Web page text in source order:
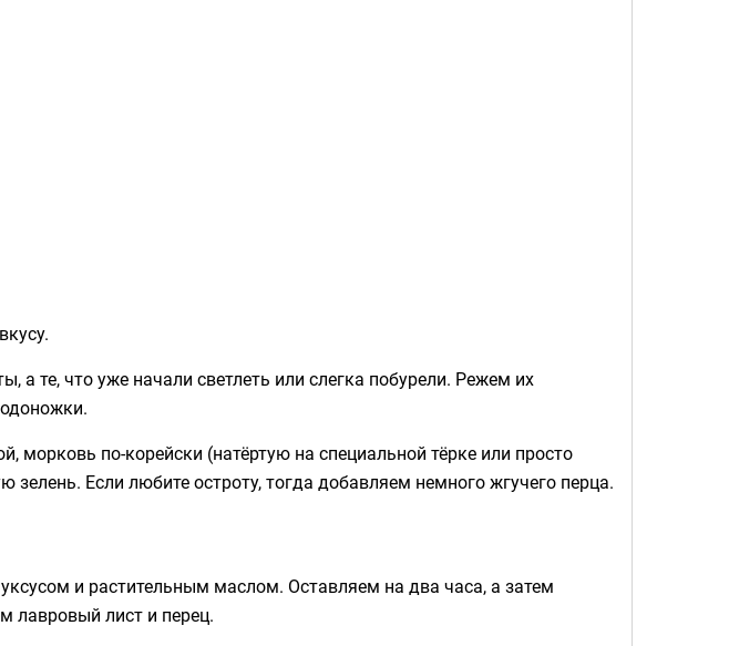
а те, что уже начали светлеть или слегка побурели. Режем их
морковь по-корейски (натёртую на специальной тёрке или просто
Если любите остроту, тогда добавляем немного жгучего перца.
и растительным маслом. Оставляем на два часа, а затем
лавровый лист и перец.